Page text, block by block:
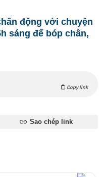
động với chuyện
sáng để bóp chân,
Copy link
Sao chép link